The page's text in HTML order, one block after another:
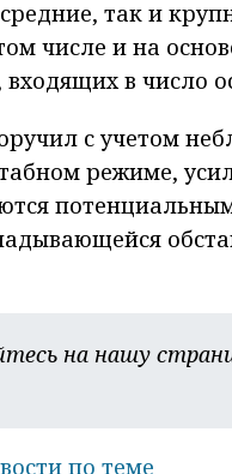
так и
числе и на
в число
с учетом
режиме,
на нашу
по теме